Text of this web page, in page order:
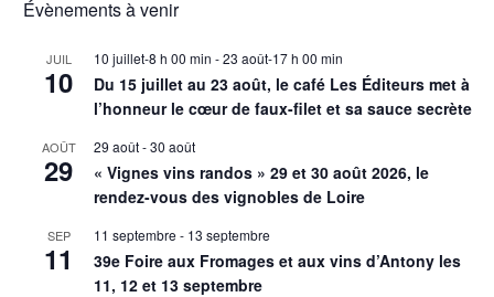
Évènements à venir
JUIL
10
10 juillet-8 h 00 min -23 août-17 h 00 min
Du 15 juillet au 23 août, le café Les Éditeurs met à
l’honneur le cœur de faux-filet et sa sauce secrète
AOÛT
29
29 août-30 août
« Vignes vins randos » 29 et 30 août 2026, le
rendez-vous des vignobles de Loire
SEP
11
11 septembre - 13 septembre
39e Foire aux Fromages et aux vins d’Antony les
11, 12 et 13 septembre